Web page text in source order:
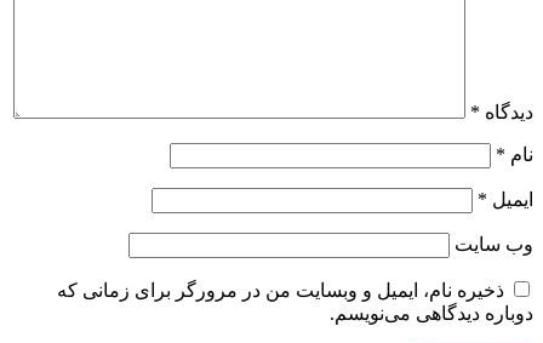
دیدگاه *
نام *
ایمیل *
وب‌ سایت
ذخیره نام، ایمیل و وبسایت من در مرورگر برای زمانی که
دوباره دیدگاهی می‌نویسم.